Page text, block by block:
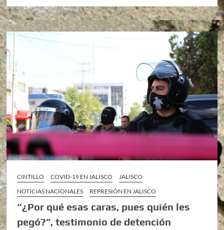
CINTILLO COVID-19 EN JALISCO
JALISCO
NOTICIAS NACIONALES
REPRESIÓN EN JALISCO
“¿Por qué esas caras, pues quién les
pegó?”, testimonio de detención